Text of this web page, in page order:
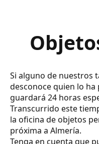
Si alguno de nuestros
desconoce quien lo
guardará 24 horas
Transcurrido este
la oficina de objetos
próxima a Almería.
Tenga en cuenta que